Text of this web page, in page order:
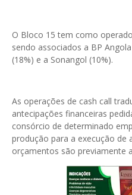
O Bloco 15 tem como
sendo associados a BP
(18%) e a Sonangol (10%).
As operações de cash call
antecipações financeiras
consórcio de determinado
produção para a execução de
orçamentos são previamente